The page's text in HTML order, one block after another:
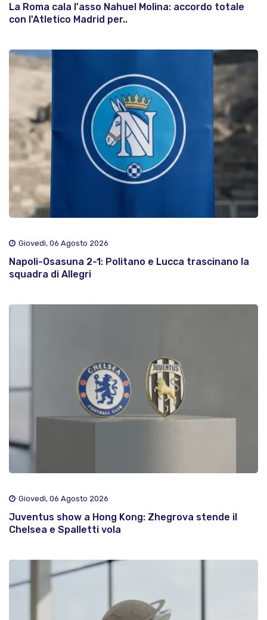
La Roma cala l'asso Nahuel Molina: accordo totale
con l'Atletico Madrid per..
Giovedì, 06 Agosto 2026
Napoli-Osasuna 2-1: Politano e Lucca trascinano la
squadra di Allegri
Giovedì, 06 Agosto 2026
Juventus show a Hong Kong: Zhegrova stende il
Chelsea e Spalletti vola